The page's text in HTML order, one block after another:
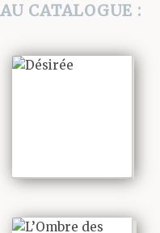
AU CATALOGUE :